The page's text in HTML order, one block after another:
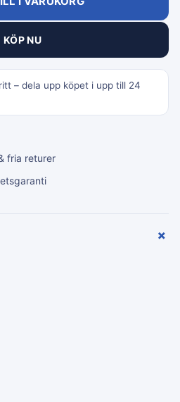
KÖP NU
– dela upp köpet i upp till 24
fria returer
+